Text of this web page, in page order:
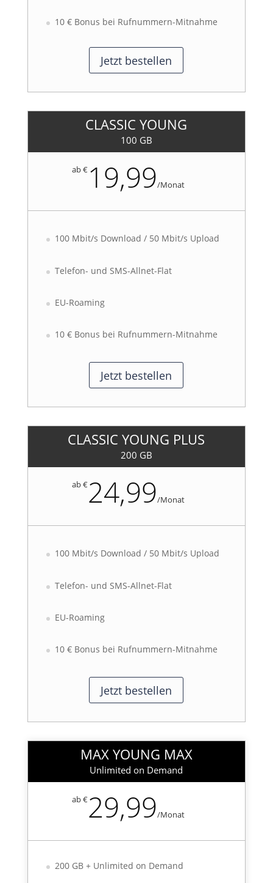
10 € Bonus bei Rufnummern-Mitnahme
Jetzt bestellen
CLASSIC YOUNG
100 GB
ab € 19,99/Monat
100 Mbit/s Download / 50 Mbit/s Upload
Telefon- und SMS-Allnet-Flat
EU-Roaming
10 € Bonus bei Rufnummern-Mitnahme
Jetzt bestellen
CLASSIC YOUNG PLUS
200 GB
ab €24,99/Monat
100 Mbit/s Download / 50 Mbit/s Upload
Telefon- und SMS-Allnet-Flat
EU-Roaming
10 € Bonus bei Rufnummern-Mitnahme
Jetzt bestellen
MAX YOUNG MAX
Unlimited on Demand
ab €29,99/Monat
200 GB + Unlimited on Demand